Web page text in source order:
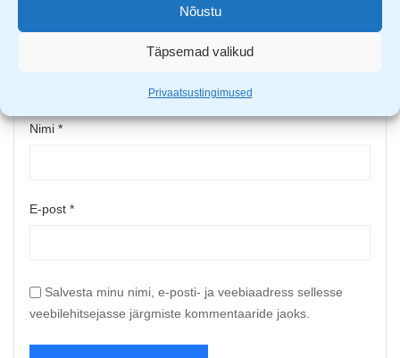
Nõustu
Täpsemad valikud
Privaatsustingimused
Upload up to 5 images or videos
Nimi*
E-post *
Salvesta minu nimi, e-posti- ja veebiaadress sellesse
veebilehitsejasse järgmiste kommentaaride jaoks.